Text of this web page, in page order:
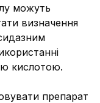
можуть
визначення
кислотою.
препарат